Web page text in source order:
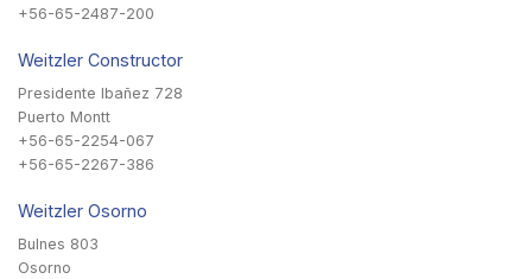
+56-65-2487-200
Weitzler Constructor
Presidente Ibañez 728
Puerto Montt
+56-65-2254-067
+56-65-2267-386
Weitzler Osorno
Bulnes 803
Osorno